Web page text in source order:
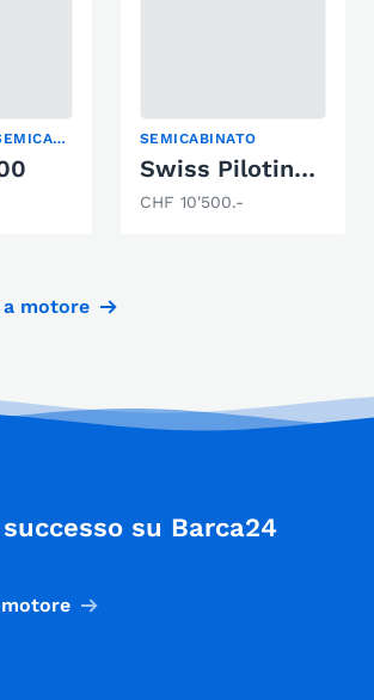
MOTOSCAFO, SEMICABINATO, YACHT A MOTORE SEMICABINATO
Swiss Pilotina 500
CHF 10'500.-
motore
su Barca24